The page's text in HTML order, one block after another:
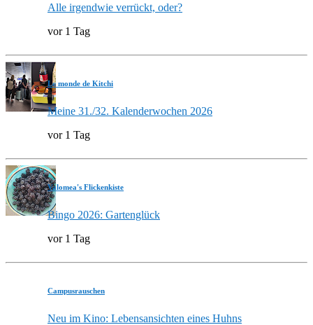
Alle irgendwie verrückt, oder?
vor 1 Tag
Le monde de Kitchi
Meine 31./32. Kalenderwochen 2026
vor 1 Tag
Valomea's Flickenkiste
Bingo 2026: Gartenglück
vor 1 Tag
Campusrauschen
Neu im Kino: Lebensansichten eines Huhns